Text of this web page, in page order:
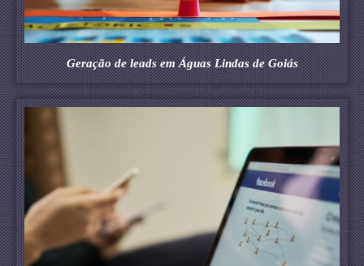
Geração de leads em Águas Lindas de Goiás